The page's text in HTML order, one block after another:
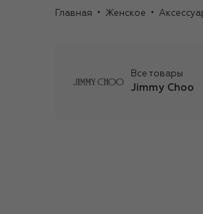
Главная Женское
Все товары
Jimmy Choo